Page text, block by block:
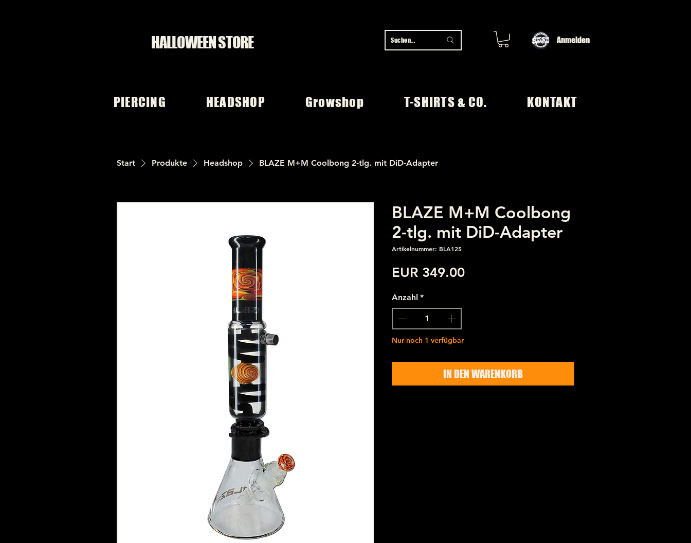
HALLOWEEN STORE Suchen... Anmelden
PIERCING HEADSHOP Growshop T-SHIRTS & CO. KONTAKT
Start Produkte Headshop BLAZE M+M Coolbong 2-tlg. mit DiD-Adapter
BLAZE M+M Coolbong
2-tlg. mit DiD-Adapter
Artikelnummer: BLA125
EUR 349.00Preis
Anzahl *
Nur noch 1 verfügbar
IN DEN WARENKORB